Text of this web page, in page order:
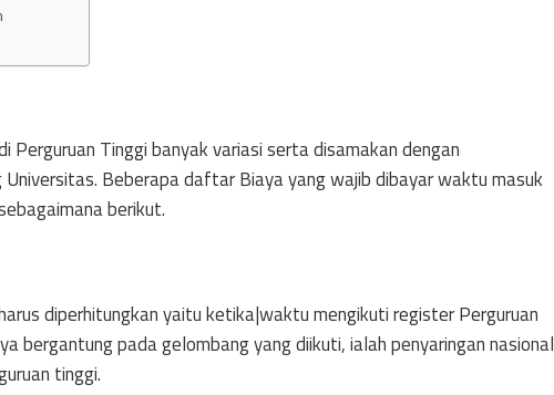
Perguruan Tinggi banyak variasi serta disamakan dengan
Beberapa daftar Biaya yang wajib dibayar waktu masuk
berikut.
diperhitungkan yaitu ketika|waktu mengikuti register Perguruan
bergantung pada gelombang yang diikuti, ialah penyaringan nasional
tinggi.